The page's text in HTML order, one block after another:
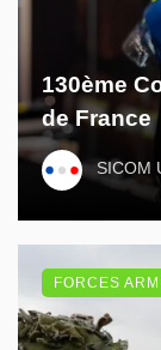
130ème
de France
SICOM
FORCES